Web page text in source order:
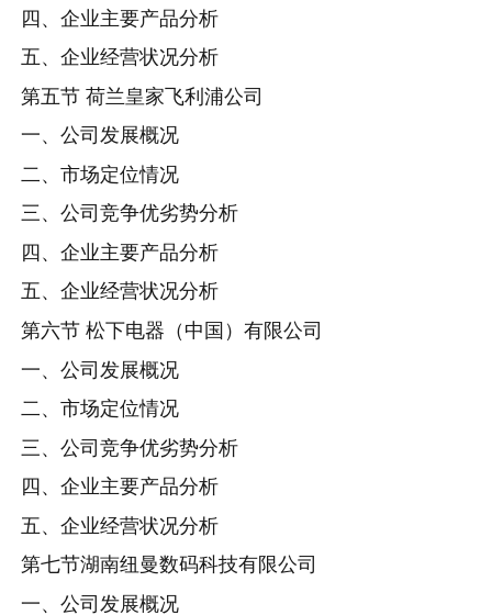
四、企业主要产品分析
五、企业经营状况分析
第五节 荷兰皇家飞利浦公司
一、公司发展概况
二、市场定位情况
三、公司竞争优劣势分析
四、企业主要产品分析
五、企业经营状况分析
第六节 松下电器（中国）有限公司
一、公司发展概况
二、市场定位情况
三、公司竞争优劣势分析
四、企业主要产品分析
五、企业经营状况分析
第七节湖南纽曼数码科技有限公司
一、公司发展概况